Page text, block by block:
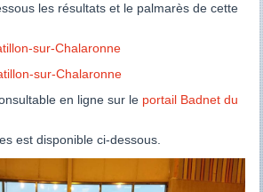
les résultats et le palmarès de cette
sur-Chalaronne
sur-Chalaronne
en ligne sur le portail Badnet du
est disponible ci-dessous.